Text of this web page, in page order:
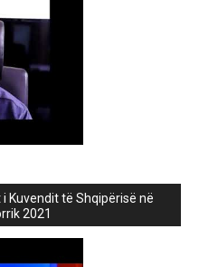
Kuvendit të Shqipërisë në
2021